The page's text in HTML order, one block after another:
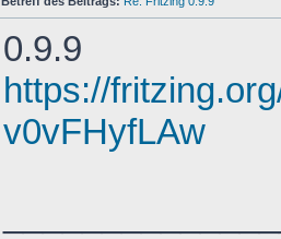
0.9.9
https://
v0vFHyfLAw